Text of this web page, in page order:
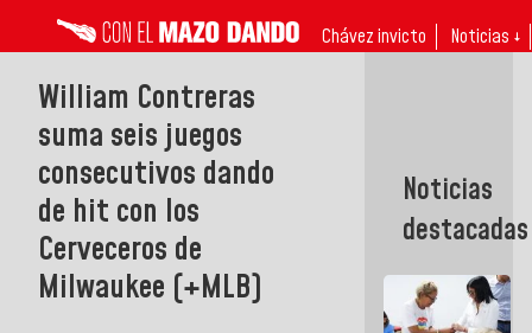
Chávez invicto Noticias ↓
William Contreras
suma seis juegos
consecutivos dando
de hit con los
Cerveceros de
Milwaukee (+MLB)
Noticias
destacadas